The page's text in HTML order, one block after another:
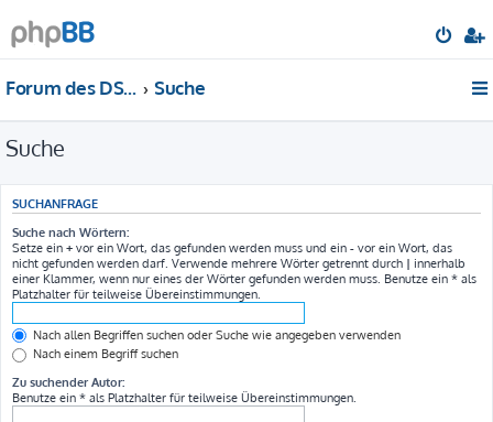
Forum des DS-Club Deutschland e.V. Suche
Suche
SUCHANFRAGE
Suche nach Wörtern:
Setze ein + vor ein Wort, das gefunden werden muss und ein - vor ein Wort, das
nicht gefunden werden darf. Verwende mehrere Wörter getrennt durch | innerhalb
einer Klammer, wenn nur eines der Wörter gefunden werden muss. Benutze ein * als
Platzhalter für teilweise Übereinstimmungen.
Nach allen Begriffen suchen oder Suche wie angegeben verwenden
Nach einem Begriff suchen
Zu suchender Autor:
Benutze ein * als Platzhalter für teilweise Übereinstimmungen.